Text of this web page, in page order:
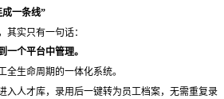
成一条线”
其实只有一句话：
一个平台中管理。
全生命周期的一体化系统。
入人才库，录用后一键转为员工档案，无需重复录